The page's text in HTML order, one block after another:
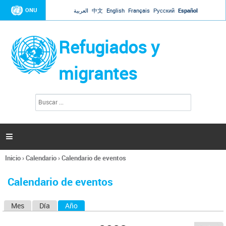
Jump to navigation
ONU العربية 中文 English Français Русский Español
Refugiados y
migrantes
l
s

Se
usted
Inicio›Calendario›Calendario de eventos
Calendario de eventos
Mes Día Año